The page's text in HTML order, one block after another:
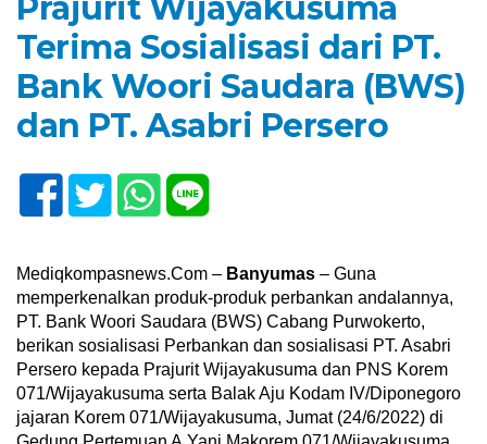
Terima Sosialisasi dari PT.
Bank Woori Saudara (BWS)
dan PT. Asabri Persero
Mediqkompasnews.Com – Banyumas – Guna
memperkenalkan produk-produk perbankan andalannya,
PT. Bank Woori Saudara (BWS) Cabang Purwokerto,
berikan sosialisasi Perbankan dan sosialisasi PT. Asabri
Persero kepada Prajurit Wijayakusuma dan PNS Korem
071/Wijayakusuma serta Balak Aju Kodam IV/Diponegoro
jajaran Korem 071/Wijayakusuma, Jumat (24/6/2022) di